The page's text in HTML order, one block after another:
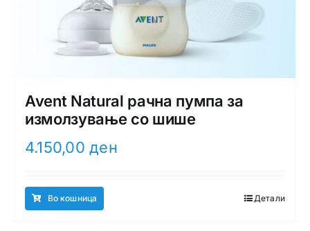
Avent Natural рачна пумпа за
измолзување со шише
4.150,00ден
Во кошница Детали